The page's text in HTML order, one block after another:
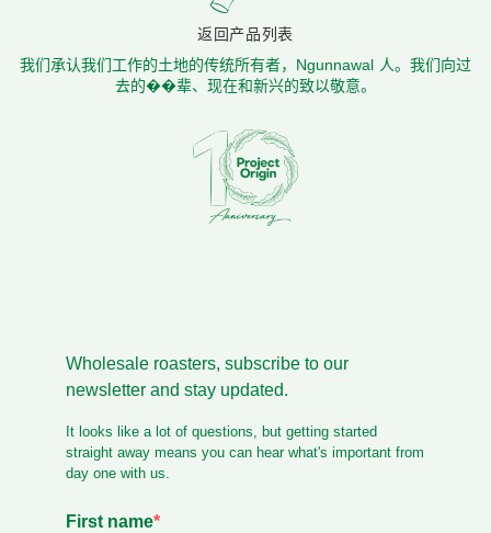
返回产品列表
我们承认我们工作的土地的传统所有者，Ngunnawal 人。我们向过
去的��辈、现在和新兴的致以敬意。